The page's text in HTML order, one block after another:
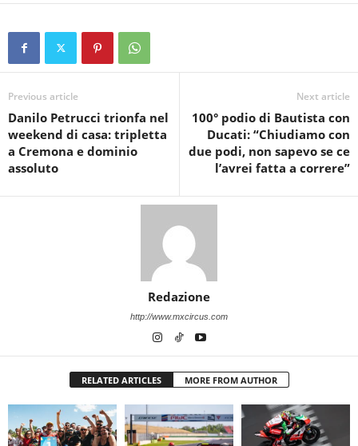
Previous article
Danilo Petrucci trionfa nel
weekend di casa: tripletta
a Cremona e dominio
assoluto
Next article
100° podio di Bautista con
Ducati: “Chiudiamo con
due podi, non sapevo se ce
l’avrei fatta a correre”
Redazione
http://www.mxcircus.com
RELATED ARTICLES MORE FROM AUTHOR